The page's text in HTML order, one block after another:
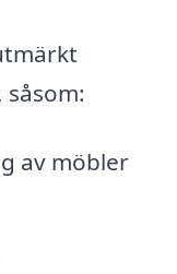
av möbler